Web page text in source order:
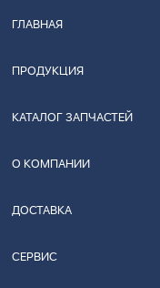
ГЛАВНАЯ
ПРОДУКЦИЯ
КАТАЛОГ ЗАПЧАСТЕЙ
О КОМПАНИИ
ДОСТАВКА
СЕРВИС